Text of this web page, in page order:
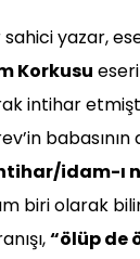
sahici yazar,
Korkusu
intihar
idam-ı
biri olarak
“ölüp de